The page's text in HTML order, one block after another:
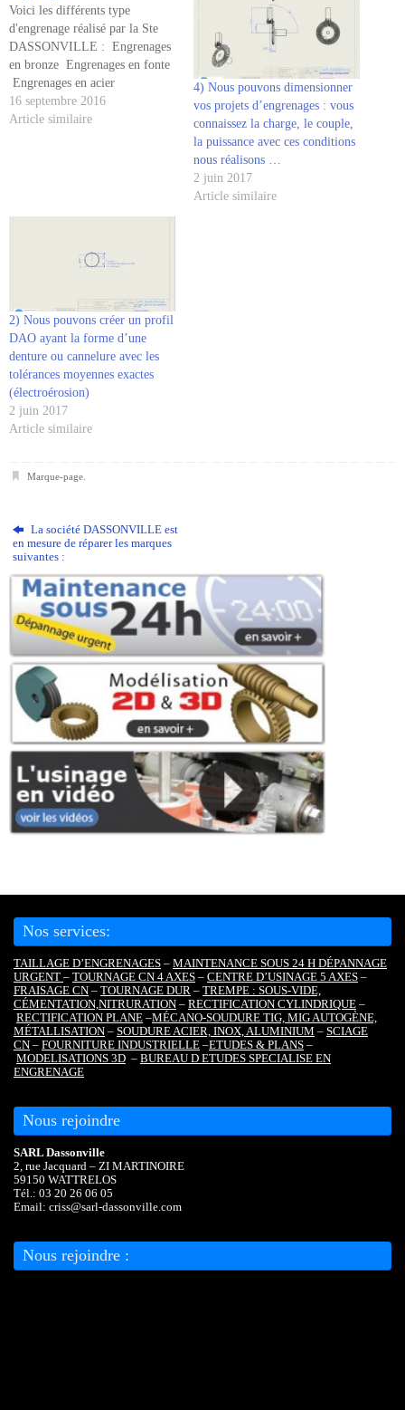
Voici les différents type
d'engrenage réalisé par la Ste
DASSONVILLE : Engrenages
en bronze Engrenages en fonte
Engrenages en acier
Engrenages bruts métalliques
Engrenages de précision
elliptiques Engrenages…
16 septembre 2016
Article similaire
4) Nous pouvons dimensionner
vos projets d’engrenages : vous
connaissez la charge, le couple,
la puissance avec ces conditions
nous réalisons …
2 juin 2017
Article similaire
2) Nous pouvons créer un profil
DAO ayant la forme d’une
denture ou cannelure avec les
tolérances moyennes exactes
(électroérosion)
2 juin 2017
Article similaire
Marque-page.
La société DASSONVILLE est
en mesure de réparer les marques
suivantes :
Nos services:
TAILLAGE D’ENGRENAGES – MAINTENANCE SOUS 24 H DÉPANNAGE
URGENT – TOURNAGE CN 4 AXES – CENTRE D’USINAGE 5 AXES –
FRAISAGE CN – TOURNAGE DUR – TREMPE : SOUS-VIDE,
CÉMENTATION,NITRURATION – RECTIFICATION CYLINDRIQUE –
RECTIFICATION PLANE –MÉCANO-SOUDURE TIG, MIG AUTOGÈNE,
MÉTALLISATION – SOUDURE ACIER, INOX, ALUMINIUM – SCIAGE
CN – FOURNITURE INDUSTRIELLE –ETUDES & PLANS –
MODELISATIONS 3D – BUREAU D ETUDES SPECIALISE EN
ENGRENAGE
Nous rejoindre
SARL Dassonville
2, rue Jacquard – ZI MARTINOIRE
59150 WATTRELOS
Tél.: 03 20 26 06 05
Email: criss@sarl-dassonville.com
Nous rejoindre :